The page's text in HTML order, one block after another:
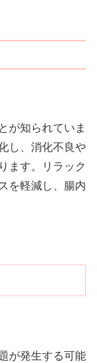
が知られていま
し、消化不良や
ます。リラック
を軽減し、腸内
が発生する可能